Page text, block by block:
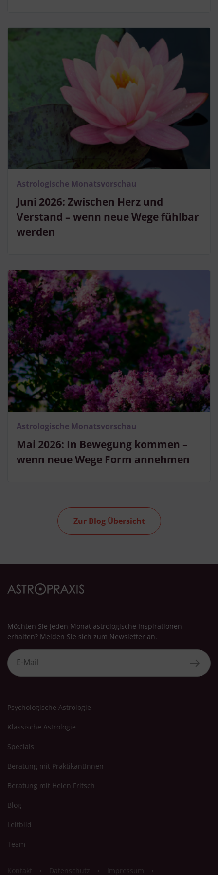
Juni 2026: Zwischen Herz und
Verstand – wenn neue Wege fühlbar
werden
Astrologische Monatsvorschau
Mai 2026: In Bewegung kommen –
wenn neue Wege Form annehmen
Astrologische Monatsvorschau
Zur Blog Übersicht
Möchten Sie jeden Monat astrologische Inspirationen
erhalten? Melden Sie sich zum Newsletter an.
Psychologische Astrologie
Klassische Astrologie
Specials
Beratung mit PraktikantInnen
Beratung mit Helen Fritsch
Blog
Leitbild
Team
Kontakt Datenschutz Impressum